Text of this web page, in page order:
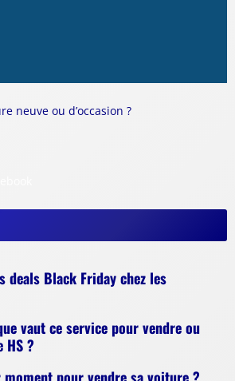
neuve ou d’occasion ?
deals Black Friday chez les
vaut ce service pour vendre ou
HS ?
pour vendre sa voiture ?